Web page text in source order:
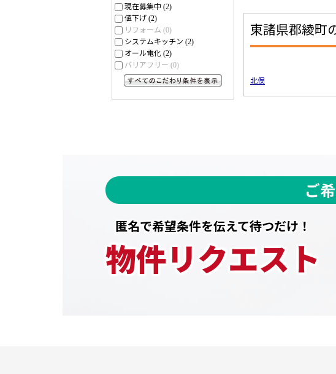
現在募集中 (2)
値下げ (2)
リフォーム (0)
システムキッチン (2)
オール電化 (2)
バリアフリー (0)
東諸県郡綾町
北俣
ご
匿名で希望条件を伝えて待つだけ！
物件リクエスト